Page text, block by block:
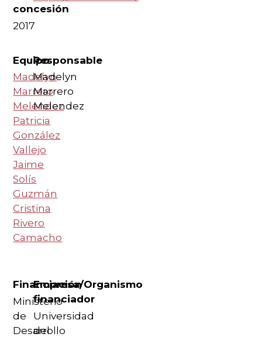
concesión
2017
Equipo
Madelyn
Marrero
Melendez
Patricia
González
Vallejo
Jaime
Solís
Guzmán
Cristina
Rivero
Camacho
Responsable
Madelyn
Marrero
Melendez
Financiación
Ministerio
de
Desarrollo
Empresa/Organismo
financiador
Universidad
del